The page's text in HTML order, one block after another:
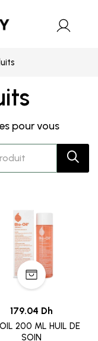
pour vous
179.04 Dh
200 ML HUIL DE
SOIN